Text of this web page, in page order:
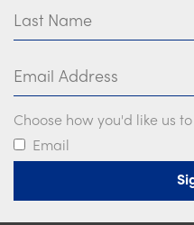
Choose how you'd like us
Email